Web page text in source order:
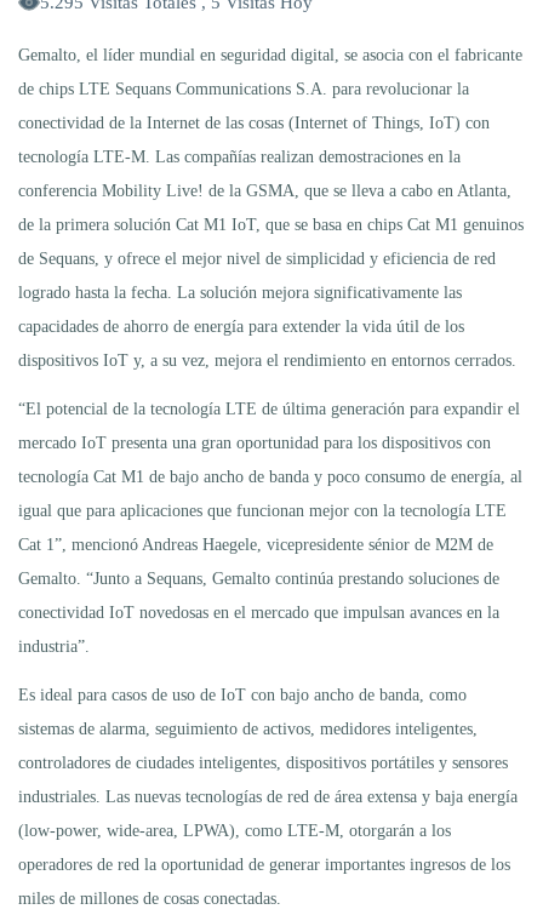
Gemalto, el líder mundial en seguridad digital, se asocia con el fabricante
de chips LTE Sequans Communications S.A. para revolucionar la
conectividad de la Internet de las cosas (Internet of Things, IoT) con
tecnología LTE-M. Las compañías realizan demostraciones en la
conferencia Mobility Live! de la GSMA, que se lleva a cabo en Atlanta,
de la primera solución Cat M1 IoT, que se basa en chips Cat M1 genuinos
de Sequans, y ofrece el mejor nivel de simplicidad y eficiencia de red
logrado hasta la fecha. La solución mejora significativamente las
capacidades de ahorro de energía para extender la vida útil de los
dispositivos IoT y, a su vez, mejora el rendimiento en entornos cerrados.
“El potencial de la tecnología LTE de última generación para expandir el
mercado IoT presenta una gran oportunidad para los dispositivos con
tecnología Cat M1 de bajo ancho de banda y poco consumo de energía, al
igual que para aplicaciones que funcionan mejor con la tecnología LTE
Cat 1”, mencionó Andreas Haegele, vicepresidente sénior de M2M de
Gemalto. “Junto a Sequans, Gemalto continúa prestando soluciones de
conectividad IoT novedosas en el mercado que impulsan avances en la
industria”.
Es ideal para casos de uso de IoT con bajo ancho de banda, como
sistemas de alarma, seguimiento de activos, medidores inteligentes,
controladores de ciudades inteligentes, dispositivos portátiles y sensores
industriales. Las nuevas tecnologías de red de área extensa y baja energía
(low-power, wide-area, LPWA), como LTE-M, otorgarán a los
operadores de red la oportunidad de generar importantes ingresos de los
miles de millones de cosas conectadas.